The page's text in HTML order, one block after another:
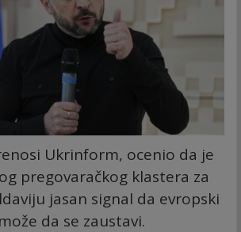
Ukrinform, ocenio da je
pregovaračkog klastera za
jasan signal da evropski
da se zaustavi.